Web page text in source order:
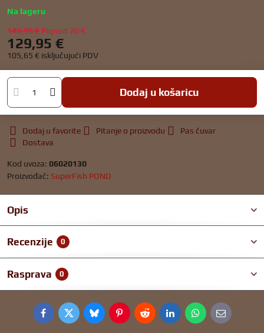
Na lageru
149,95 € Popust 20 €
129,95 €
105,65 € isključujući PDV
Dodaj u košaricu
Dodaj u favorite Pitanje o proizvodu
Pas čuvar
Dostava
Kod uvoza: 06020130
Proizvođač: SuperFish POND
Opis
Recenzije 0
Rasprava 0
FacebookTwitterBlueskyPinterestRedditLinkedInWhatsApp
E-
mail